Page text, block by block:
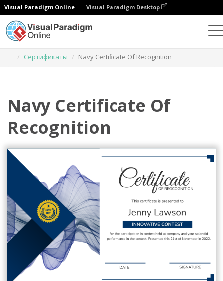
Visual Paradigm Online Visual Paradigm Desktop
Сертификаты
Navy Certificate Of Recognition
Navy Certificate Of
Recognition